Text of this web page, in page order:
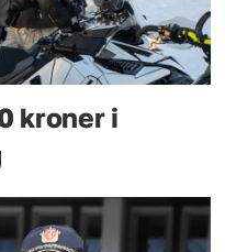
kroner i